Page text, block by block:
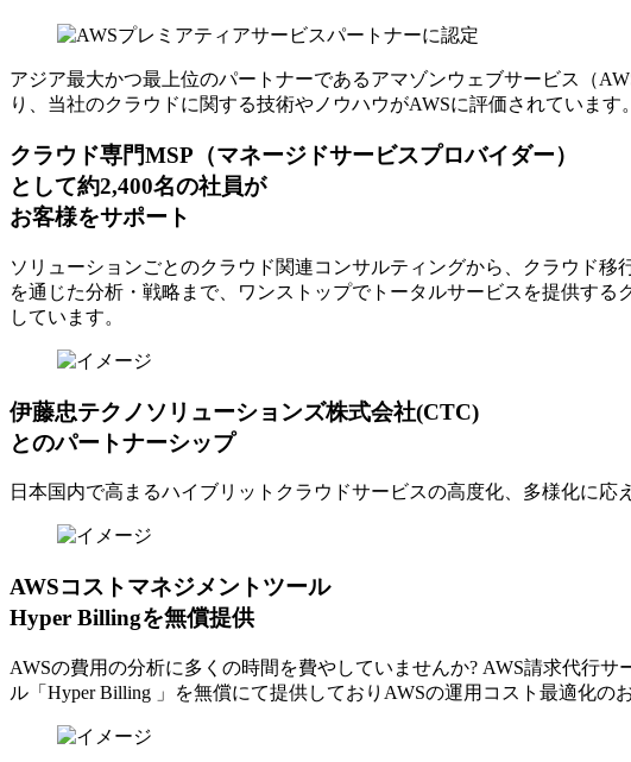
アジア最大かつ最上位のパートナーであるアマゾンウェブサービス（
り、当社のクラウドに関する技術やノウハウがAWSに評価されています。
クラウド専門MSP （マネージドサービスプロバイダー）
として約2,400名の社員が
お客様をサポート
ソリューションごとのクラウド関連コンサルティングから、クラウド
を通じた分析・戦略まで、ワンストップでトータルサービスを提供す
しています。
伊藤忠テクノソリューションズ株式会社(CTC)
とのパートナーシップ
日本国内で高まるハイブリットクラウドサービスの高度化、多様化に
AWSコストマネジメントツール
Hyper Billingを無償提供
AWSの費⽤の分析に多くの時間を費やしていませんか? AWS請求代⾏
ル「Hyper Billing 」を無償にて提供しておりAWSの運⽤コスト最適化の